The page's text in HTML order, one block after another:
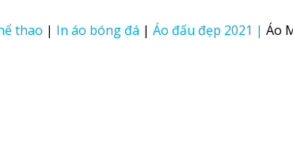
thao | In áo bóng đá | Áo đấu đẹp 2021 | Áo